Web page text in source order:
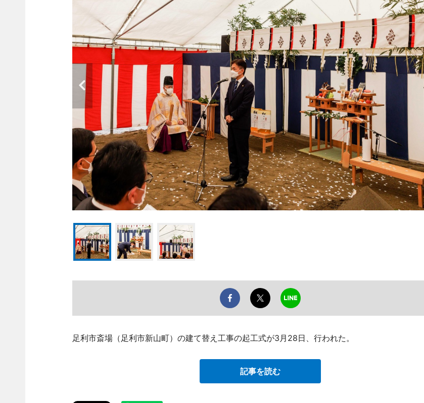
足利市斎場（足利市新山町）の建て替え工事の起工式が3月28日、行われた。
記事を読む